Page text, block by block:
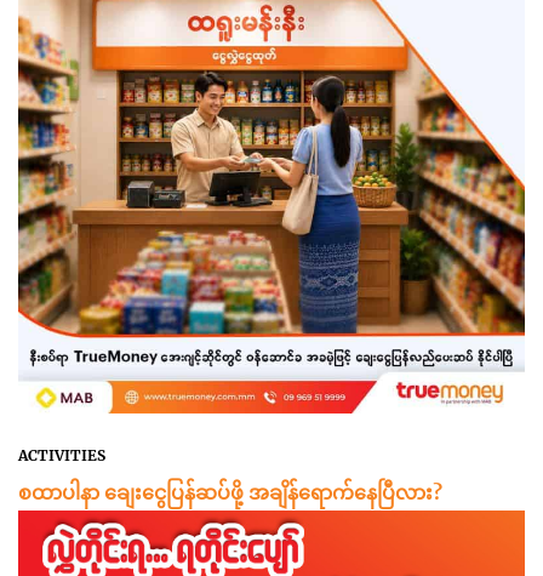
ACTIVITIES
စထာပါနာ ချေးငွေပြန်ဆပ်ဖို့ အချိန်ရောက်နေပြီလား?